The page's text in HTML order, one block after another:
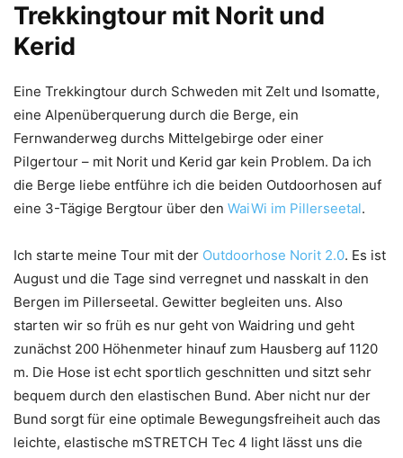
Trekkingtour mit Norit und
Kerid
Eine Trekkingtour durch Schweden mit Zelt und Isomatte,
eine Alpenüberquerung durch die Berge, ein
Fernwanderweg durchs Mittelgebirge oder einer
Pilgertour – mit Norit und Kerid gar kein Problem. Da ich
die Berge liebe entführe ich die beiden Outdoorhosen auf
eine 3-Tägige Bergtour über den WaiWi im Pillerseetal.
Ich starte meine Tour mit der Outdoorhose Norit 2.0. Es ist
August und die Tage sind verregnet und nasskalt in den
Bergen im Pillerseetal. Gewitter begleiten uns. Also
starten wir so früh es nur geht von Waidring und geht
zunächst 200 Höhenmeter hinauf zum Hausberg auf 1120
m. Die Hose ist echt sportlich geschnitten und sitzt sehr
bequem durch den elastischen Bund. Aber nicht nur der
Bund sorgt für eine optimale Bewegungsfreiheit auch das
leichte, elastische mSTRETCH Tec 4 light lässt uns die